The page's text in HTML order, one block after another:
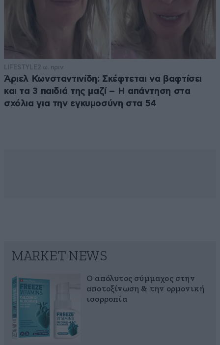
LIFESTYLE2 ω. πριν
Άριελ Κωνσταντινίδη: Σκέφτεται να βαφτίσει
και τα 3 παιδιά της μαζί – Η απάντηση στα
σχόλια για την εγκυμοσύνη στα 54
MARKET NEWS
Ο απόλυτος σύμμαχος στην
αποτοξίνωση & την ορμονική
ισορροπία